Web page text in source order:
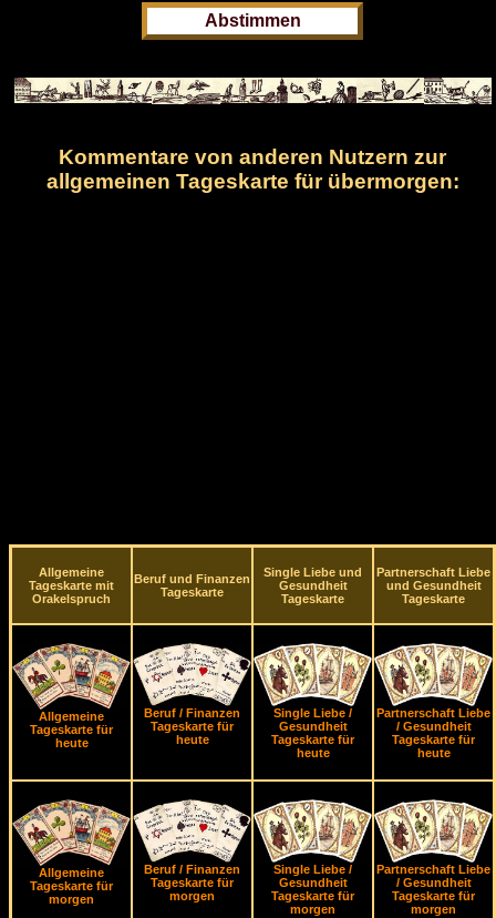
Kommentare von anderen Nutzern zur
allgemeinen Tageskarte für übermorgen:
Allgemeine
Tageskarte mit
Orakelspruch
Beruf und Finanzen
Tageskarte
Single Liebe und
Gesundheit
Tageskarte
Partnerschaft Liebe
und Gesundheit
Tageskarte
Allgemeine
Tageskarte für
heute
Beruf / Finanzen
Tageskarte für
heute
Single Liebe /
Gesundheit
Tageskarte für
heute
Partnerschaft Liebe
/ Gesundheit
Tageskarte für
heute
Allgemeine
Tageskarte für
morgen
Beruf / Finanzen
Tageskarte für
morgen
Single Liebe /
Gesundheit
Tageskarte für
morgen
Partnerschaft Liebe
/ Gesundheit
Tageskarte für
morgen